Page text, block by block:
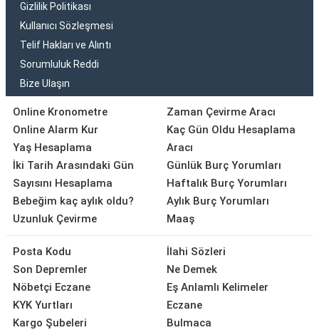
Gizlilik Politikası
Kullanıcı Sözleşmesi
Telif Hakları ve Alıntı
Sorumluluk Reddi
Bize Ulaşın
Online Kronometre
Online Alarm Kur
Yaş Hesaplama
İki Tarih Arasındaki Gün
Sayısını Hesaplama
Bebeğim kaç aylık oldu?
Uzunluk Çevirme
Zaman Çevirme Aracı
Kaç Gün Oldu Hesaplama
Aracı
Günlük Burç Yorumları
Haftalık Burç Yorumları
Aylık Burç Yorumları
Maaş
Posta Kodu
Son Depremler
Nöbetçi Eczane
KYK Yurtları
Kargo Şubeleri
İlahi Sözleri
Ne Demek
Eş Anlamlı Kelimeler
Eczane
Bulmaca